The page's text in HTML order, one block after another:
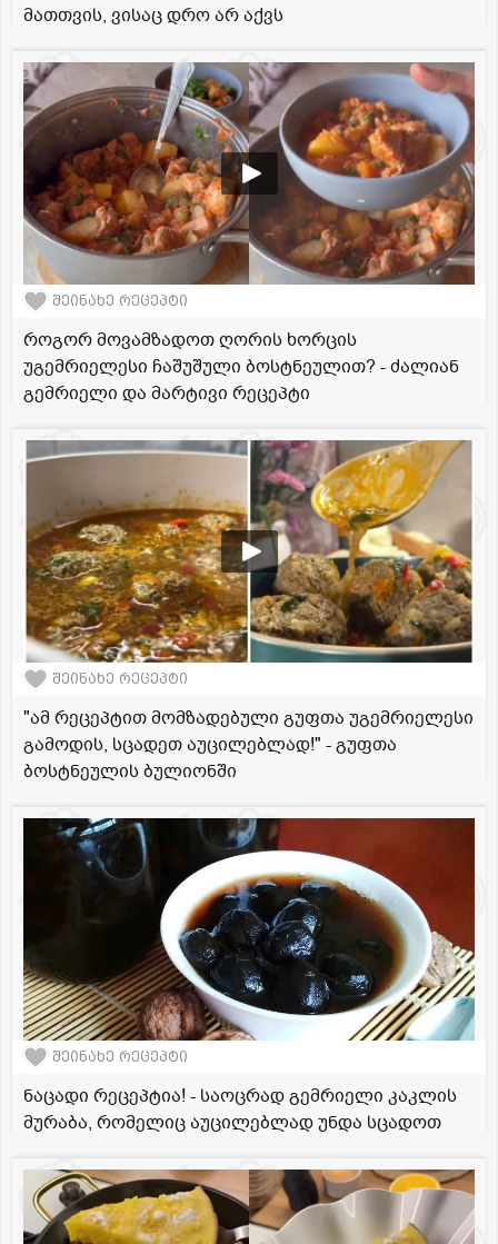
მათთვის, ვისაც დრო არ აქვს
შეინახე რეცეპტი
როგორ მოვამზადოთ ღორის ხორცის
უგემრიელესი ჩაშუშული ბოსტნეულით? - ძალიან
გემრიელი და მარტივი რეცეპტი
შეინახე რეცეპტი
"ამ რეცეპტით მომზადებული გუფთა უგემრიელესი
გამოდის, სცადეთ აუცილებლად!" - გუფთა
ბოსტნეულის ბულიონში
შეინახე რეცეპტი
ნაცადი რეცეპტია! - საოცრად გემრიელი კაკლის
მურაბა, რომელიც აუცილებლად უნდა სცადოთ